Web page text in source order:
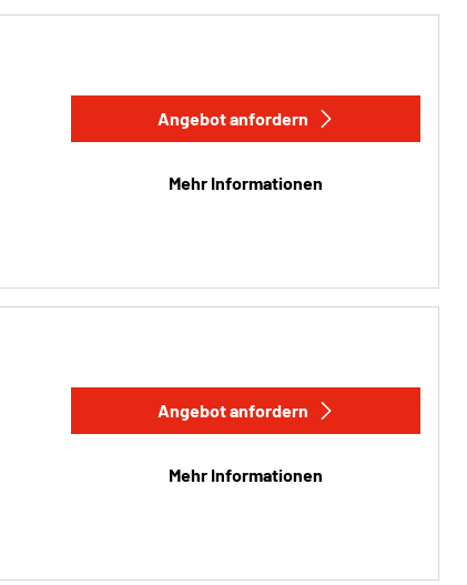
Angebot anfordern
Mehr Informationen
Angebot anfordern
Mehr Informationen